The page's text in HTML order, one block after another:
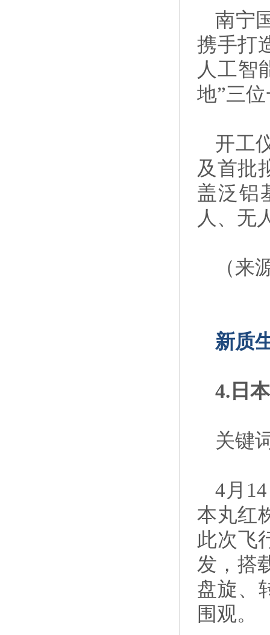
南宁
携手打
人工智
地”三
开工
及首批
盖泛铝
人、无
（来
新质
4.日
关键
4月
本丸红
此次飞
发，搭
盘旋、
围观。